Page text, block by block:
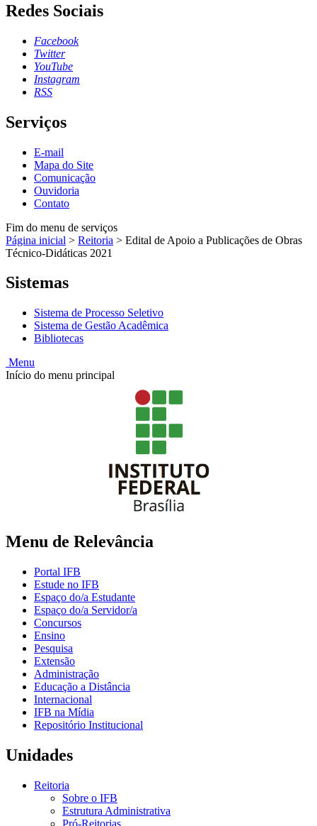
Redes Sociais
Facebook
Twitter
YouTube
Instagram
RSS
Serviços
E-mail
Mapa do Site
Comunicação
Ouvidoria
Contato
Fim do menu de serviços
Página inicial > Reitoria > Edital de Apoio a Publicações de Obras
Técnico-Didáticas 2021
Sistemas
Sistema de Processo Seletivo
Sistema de Gestão Acadêmica
Bibliotecas
Menu
Início do menu principal
Menu de Relevância
Portal IFB
Estude no IFB
Espaço do/a Estudante
Espaço do/a Servidor/a
Concursos
Ensino
Pesquisa
Extensão
Administração
Educação a Distância
Internacional
IFB na Mídia
Repositório Institucional
Unidades
Reitoria
Sobre o IFB
Estrutura Administrativa
Pró-Reitorias